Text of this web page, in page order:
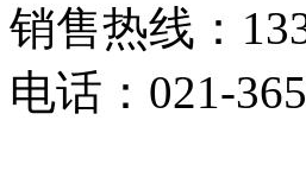
销售热线：
电话：021-